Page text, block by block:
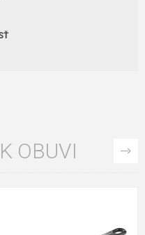
OBUVI